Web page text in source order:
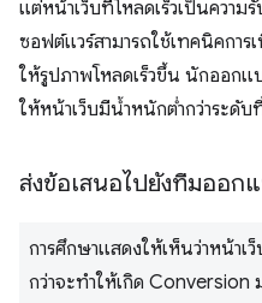
แต่หน้าเว็บที่โหลดเร็วเป็นควา
ซอฟต์แวร์สามารถใช้เทคนิคกา
ให้รูปภาพโหลดเร็วขึ้น นักออกแ
ให้หน้าเว็บมีน้ำหนักต่ำกว่าระดับ
ส่งข้อเสนอไปยังทีมออก
การศึกษาแสดงให้เห็นว่าหน้า
กว่าจะทำให้เกิด Conversion